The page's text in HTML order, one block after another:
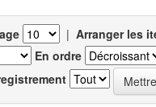
| Arranger les
En ordre